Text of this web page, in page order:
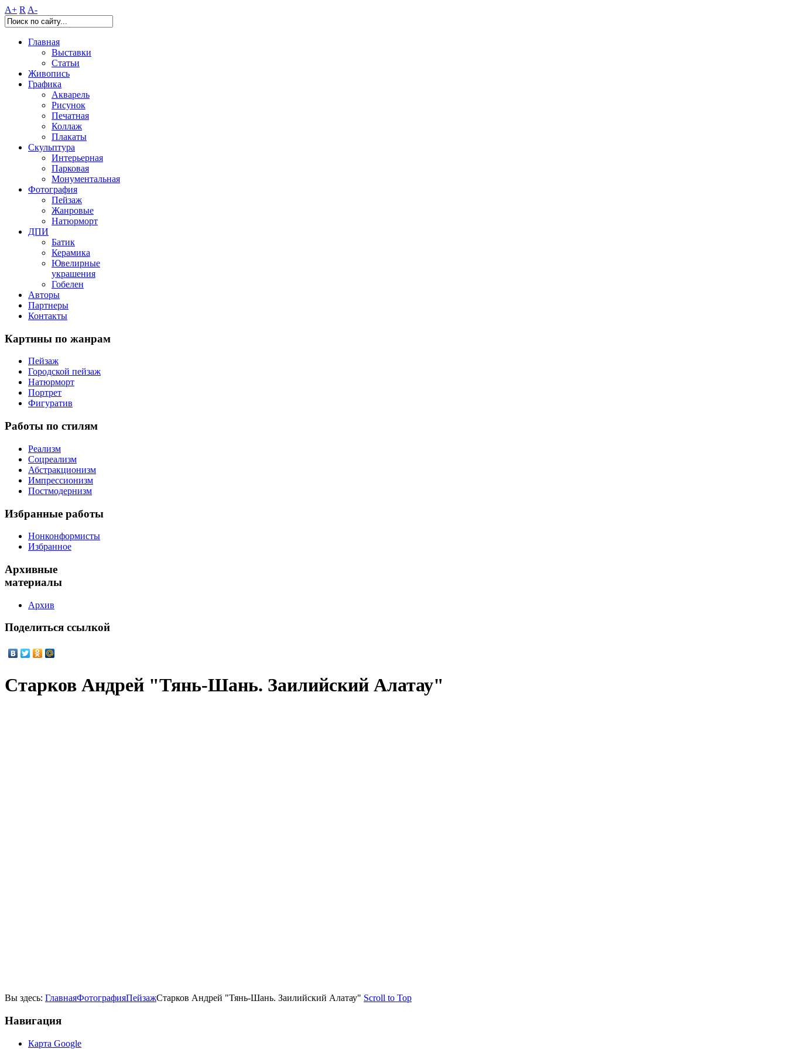
A+ R A-
Главная
Выставки
Статьи
Живопись
Графика
Акварель
Рисунок
Печатная
Коллаж
Плакаты
Скульптура
Интерьерная
Парковая
Монументальная
Фотография
Пейзаж
Жанровые
Натюрморт
ДПИ
Батик
Керамика
Ювелирные
украшения
Гобелен
Авторы
Партнеры
Контакты
Картины по жанрам
Пейзаж
Городской пейзаж
Натюрморт
Портрет
Фигуратив
Работы по стилям
Реализм
Соцреализм
Абстракционизм
Импрессионизм
Постмодернизм
Избранные работы
Нонконформисты
Избранное
Архивные
материалы
Архив
Поделиться ссылкой
Старков Андрей "Тянь-Шань. Заилийский Алатау"
Вы здесь: ГлавнаяФотографияПейзажСтарков Андрей "Тянь-Шань. Заилийский Алатау" Scroll to Top
Навигация
Карта Google